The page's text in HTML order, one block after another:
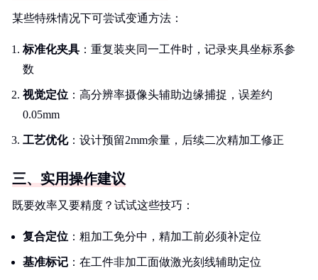
某些特殊情况下可尝试变通方法：
标准化夹具 ：重复装夹同一工件时，记录夹具坐标系参
数
视觉定位 ：高分辨率摄像头辅助边缘捕捉，误差约
0.05mm
工艺优化：设计预留2mm余量，后续二次精加工修正
三、实用操作建议
既要效率又要精度？试试这些技巧：
复合定位 ：粗加工免分中，精加工前必须补定位
基准标记 ：在工件非加工面做激光刻线辅助定位